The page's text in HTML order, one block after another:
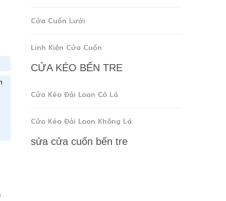
Cửa Cuốn Lưới
Linh Kiện Cửa Cuốn
CỬA KÉO BẾN TRE
Cửa Kéo Đài Loan Có Lá
Cửa Kéo Đài Loan Không Lá
sửa cửa cuốn bến tre